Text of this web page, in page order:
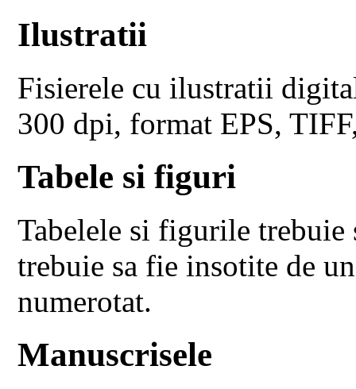
Ilustratii
Fisierele cu ilustratii
300 dpi, format EPS,
Tabele si figuri
Tabelele si figurile
trebuie sa fie insotite de
numerotat.
Manuscrisele